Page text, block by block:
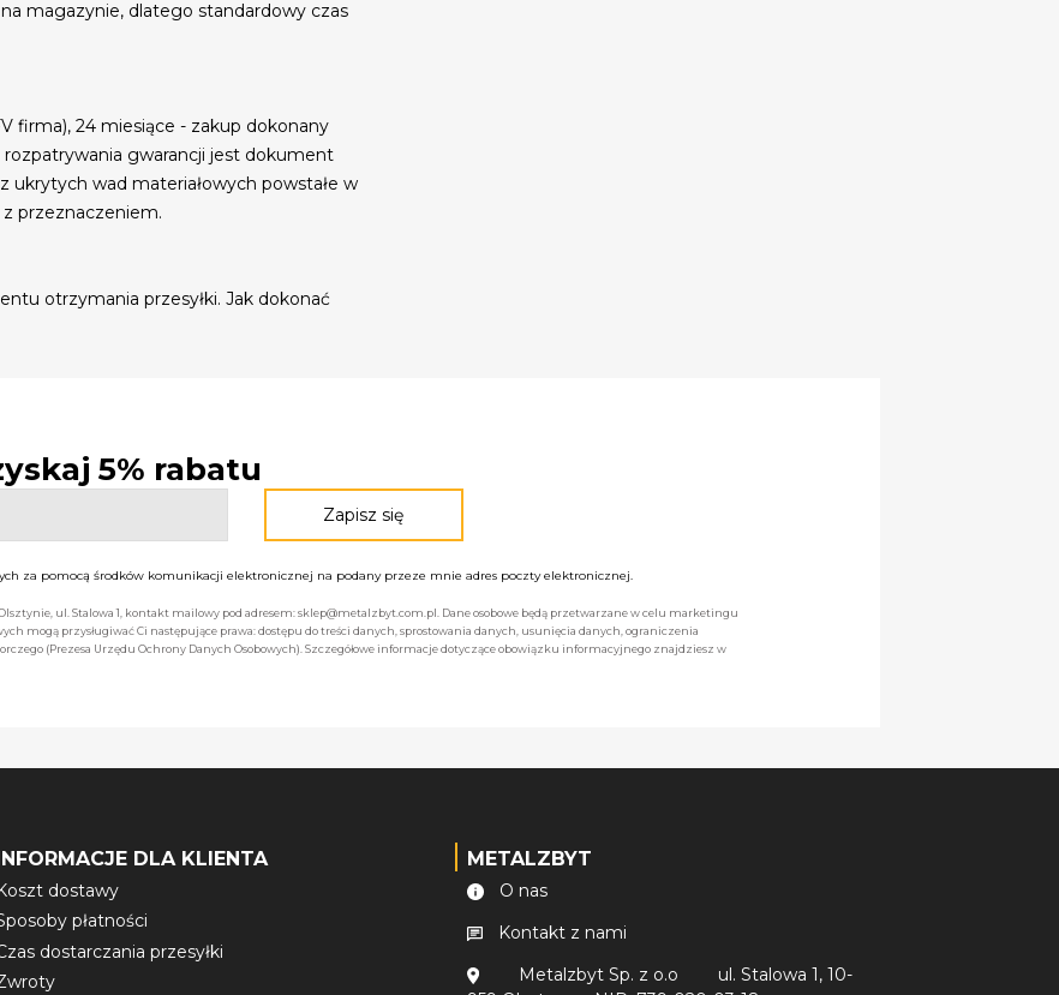
magazynie, dlatego standardowy czas
firma), 24 miesiące - zakup dokonany
gwarancji jest dokument
ukrytych wad materiałowych powstałe w
przeznaczeniem.
otrzymania przesyłki. Jak dokonać
5% rabatu
za pomocą środków komunikacji elektronicznej na podany przeze mnie adres poczty elektronicznej.
ul. Stalowa 1, kontakt mailowy pod adresem: sklep@metalzbyt.com.pl. Dane osobowe będą przetwarzane w celu marketingu
mogą przysługiwać Ci następujące prawa: dostępu do treści danych, sprostowania danych, usunięcia danych, ograniczenia
(Prezesa Urzędu Ochrony Danych Osobowych). Szczegółowe informacje dotyczące obowiązku informacyjnego znajdziesz w
DLA KLIENTA
dostawy
płatności
dostarczania przesyłki
METALZBYT
O nas
Kontakt z nami
Metalzbyt Sp. z o.o
ul. Stalowa 1, 10-